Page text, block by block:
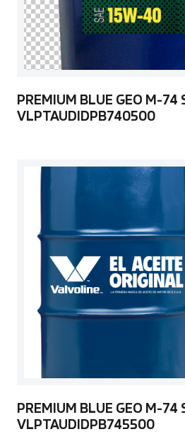
PREMIUM BLUE GEO M-74
VLPTAUDIDPB740500
PREMIUM BLUE GEO M-74
VLPTAUDIDPB745500